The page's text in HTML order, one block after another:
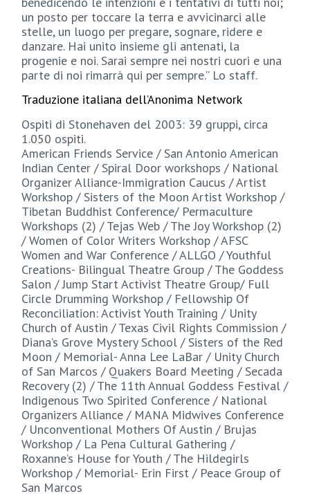
un posto per toccare la terra e avvicinarci alle
stelle, un luogo per pregare, sognare, ridere e
danzare. Hai unito insieme gli antenati, la
progenie e noi. Sarai sempre nei nostri cuori e una
parte di noi rimarrà qui per sempre.” Lo staff.
Traduzione italiana dell’Anonima Network
Ospiti di Stonehaven del 2003: 39 gruppi, circa
1.050 ospiti.
American Friends Service / San Antonio American
Indian Center / Spiral Door workshops / National
Organizer Alliance-Immigration Caucus / Artist
Workshop / Sisters of the Moon Artist Workshop /
Tibetan Buddhist Conference/ Permaculture
Workshops (2) / Tejas Web / The Joy Workshop (2)
/ Women of Color Writers Workshop / AFSC
Women and War Conference / ALLGO / Youthful
Creations- Bilingual Theatre Group / The Goddess
Salon / Jump Start Activist Theatre Group/ Full
Circle Drumming Workshop / Fellowship Of
Reconciliation: Activist Youth Training / Unity
Church of Austin / Texas Civil Rights Commission /
Diana’s Grove Mystery School / Sisters of the Red
Moon / Memorial- Anna Lee LaBar / Unity Church
of San Marcos / Quakers Board Meeting / Secada
Recovery (2) / The 11th Annual Goddess Festival /
Indigenous Two Spirited Conference / National
Organizers Alliance / MANA Midwives Conference
/ Unconventional Mothers Of Austin / Brujas
Workshop / La Pena Cultural Gathering /
Roxanne’s House for Youth / The Hildegirls
Workshop / Memorial- Erin First / Peace Group of
San Marcos